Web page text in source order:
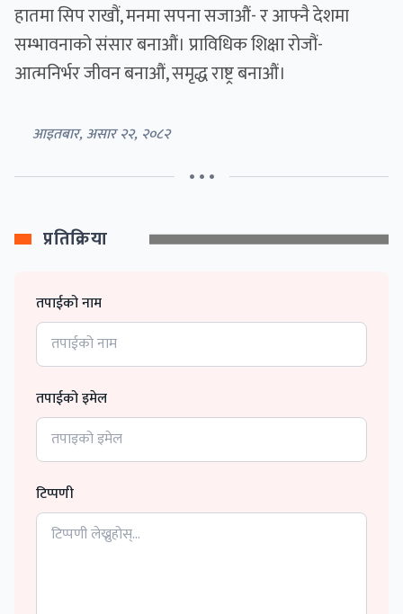
हातमा सिप राखौं, मनमा सपना सजाऔं- र आफ्नै देशमा
सम्भावनाको संसार बनाऔं। प्राविधिक शिक्षा रोजौं-
आत्मनिर्भर जीवन बनाऔं, समृद्ध राष्ट्र बनाऔं।
आइतबार, असार २२, २०८२
• • •
प्रतिक्रिया
तपाईको नाम
तपाईको इमेल
टिप्पणी